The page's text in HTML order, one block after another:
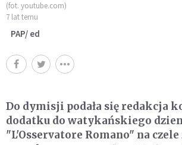
(fot. youtube.com)
7 lat temu
PAP/ ed
Do dymisji podała się redakcja
dodatku do watykańskiego
"L'Osservatore Romano" na